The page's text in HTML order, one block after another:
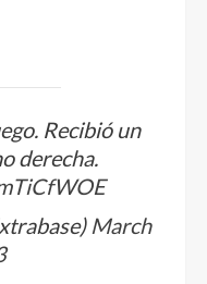
Recibió un
derecha.
March